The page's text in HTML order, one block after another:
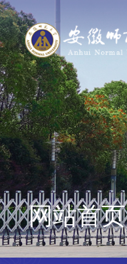
网站首页